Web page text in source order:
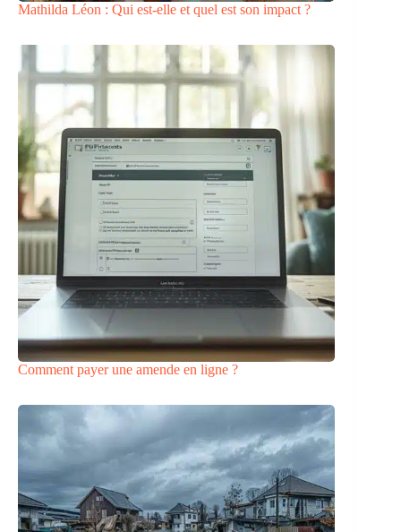
Mathilda Léon : Qui est-elle et quel est son impact ?
Comment payer une amende en ligne ?